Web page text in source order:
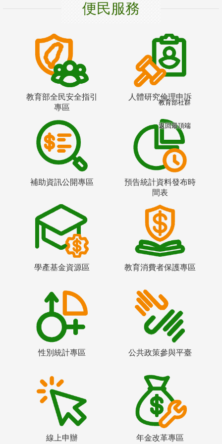
便民服務
教育部全民安全指引
專區
人體研究倫理申訴
補助資訊公開專區
預告統計資料發布時
間表
學產基金資源區 教育消費者保護專區
性別統計專區 公共政策參與平臺
線上申辦 年金改革專區
教育部社群
返回最頂端